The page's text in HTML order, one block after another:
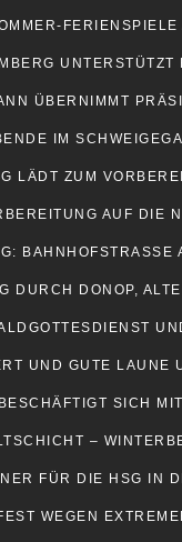
FERIENSPIELE
IM
SICH